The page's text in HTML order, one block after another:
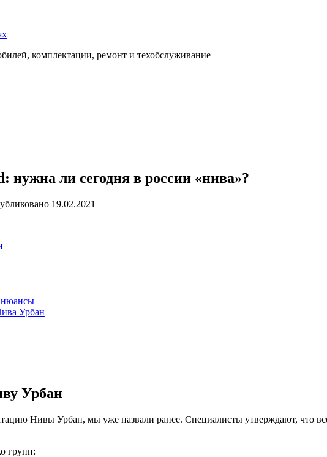
комплектации, ремонт и техобслуживание
нужна ли сегодня в россии «нива»?
19.02.2021
нюансы
Урбан
Урбан
Нивы Урбан, мы уже назвали ранее. Специалисты утверждают, что
групп: